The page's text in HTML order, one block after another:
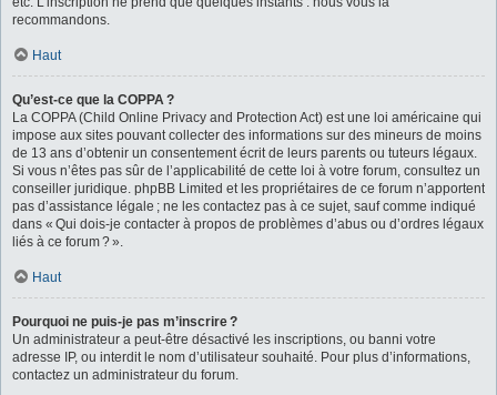
recommandons.
Haut
Qu’est-ce que la COPPA ?
La COPPA (Child Online Privacy and Protection Act) est une loi américaine qui
impose aux sites pouvant collecter des informations sur des mineurs de moins
de 13 ans d’obtenir un consentement écrit de leurs parents ou tuteurs légaux.
Si vous n’êtes pas sûr de l’applicabilité de cette loi à votre forum, consultez un
conseiller juridique. phpBB Limited et les propriétaires de ce forum n’apportent
pas d’assistance légale ; ne les contactez pas à ce sujet, sauf comme indiqué
dans « Qui dois-je contacter à propos de problèmes d’abus ou d’ordres légaux
liés à ce forum ? ».
Haut
Pourquoi ne puis-je pas m’inscrire ?
Un administrateur a peut-être désactivé les inscriptions, ou banni votre
adresse IP, ou interdit le nom d’utilisateur souhaité. Pour plus d’informations,
contactez un administrateur du forum.